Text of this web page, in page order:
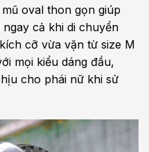
oval thon gọn giúp
cả khi di chuyển
cỡ vừa vặn từ size M
mọi kiểu dáng đầu,
cho phái nữ khi sử